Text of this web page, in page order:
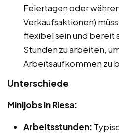
Feiertagen oder
Verkaufsaktionen)
flexibel sein und bereit
Stunden zu arbeiten,
Arbeitsaufkommen zu
Unterschiede
Minijobs in Riesa:
Arbeitsstunden: